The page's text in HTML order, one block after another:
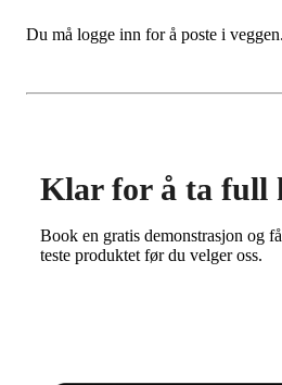
Du må logge inn for å poste i veggen.
Klar for å ta full
Book en gratis demonstrasjon og
teste produktet før du velger oss.